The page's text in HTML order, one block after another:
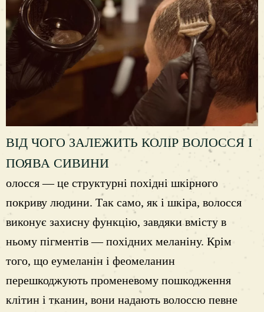
ВІД ЧОГО ЗАЛЕЖИТЬ КОЛІР ВОЛОССЯ І
ПОЯВА СИВИНИ
олосся — це структурні похідні шкірного
покриву людини. Так само, як і шкіра, волосся
виконує захисну функцію, завдяки вмісту в
ньому пігментів — похідних меланіну. Крім
того, що еумеланін і феомеланин
перешкоджують променевому пошкодження
клітин і тканин, вони надають волоссю певне